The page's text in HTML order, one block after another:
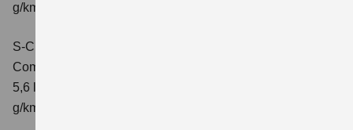
g/km; CO2-Klasse: D
S-Cross 1.4 BOOSTERJET HYBRID ALLGRIP
Comfort
5,6 l/100 km; kombinierter Wert der CO2-Emission: 131
g/km; CO2-Klasse: D